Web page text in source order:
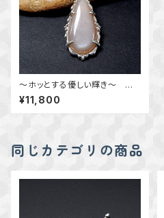
～ホッとする優しい輝き～ ピ
ンクベージュ・ムーンストーンの
粒飾りペンダント 天然石アク
セサリー 一点物 macari
¥11,800
同じカテゴリの商品